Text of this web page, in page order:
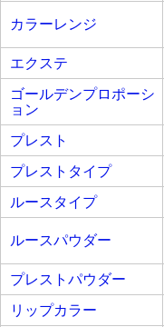
カラーレンジ
エクステ
ゴールデンプロポーシ
ョン
プレスト
プレストタイプ
ルースタイプ
ルースパウダー
プレストパウダー
リップカラー